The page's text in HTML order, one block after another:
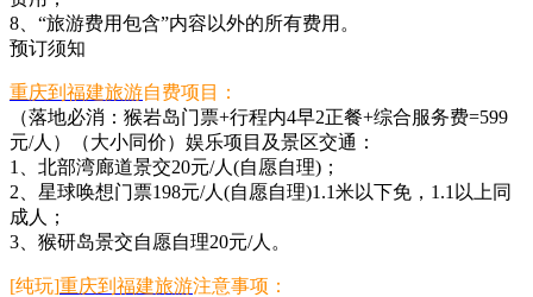
8、“旅游费用包含”内容以外的所有费用。
预订须知
重庆到福建旅游自费项目：
（落地必消：猴岩岛门票+行程内4早2正餐+综合服务费=599
元/人）（大小同价）娱乐项目及景区交通：
1、北部湾廊道景交20元/人(自愿自理)；
2、星球唤想门票198元/人(自愿自理)1.1米以下免，1.1以上同
成人；
3、猴研岛景交自愿自理20元/人。
[纯玩]重庆到福建旅游注意事项：